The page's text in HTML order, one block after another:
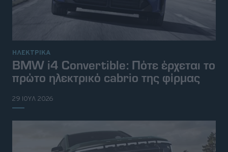
ΗΛΕΚΤΡΙΚΑ
BMW i4 Convertible: Πότε έρχεται το
πρώτο ηλεκτρικό cabrio της φίρμας
29 ΙΟΥΛ 2026